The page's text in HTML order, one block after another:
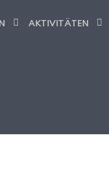
AKTIVITÄTEN